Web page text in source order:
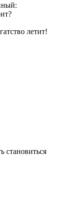
летит!
становиться